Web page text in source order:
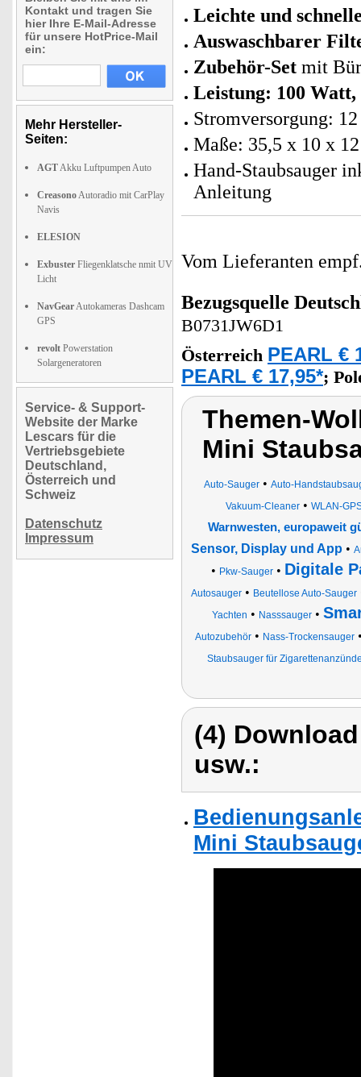
Kontakt und tragen Sie
hier Ihre E-Mail-Adresse
für unsere HotPrice-Mail
ein:
Mehr Hersteller-
Seiten:
AGTAkku Luftpumpen Auto
CreasonoAutoradio mit CarPlay
Navis
ELESION
Exbuster Fliegenklatsche nmit UV
Licht
NavGearAutokameras Dashcam
GPS
revolt Powerstation
Solargeneratoren
Service- & Support-
Website der Marke
Lescars für die
Vertriebsgebiete
Deutschland,
Österreich und
Schweiz
Datenschutz
Impressum
Leichte und
Auswaschbarer
Zubehör-Set mit
Leistung: 100 Watt,
Stromversorgung:
Maße: 35,5 x 10 x
Hand-Staubsauger
Anleitung
Vom Lieferanten
Bezugsquelle
B0731JW6D1
Österreich PEARL €
PEARL € 17,95*;
Themen-
Mini
Auto-Sauger • Auto-
Vakuum-Cleaner • WLAN-
Warnwesten, europaweit
Sensor, Display und App•
• Pkw-Sauger • Digitale
Autosauger • Beutellose Auto-Sauger
Yachten • Nasssauger•
Autozubehör • Nass-Trockensauger
Staubsauger für
(4)
usw.:
Mini